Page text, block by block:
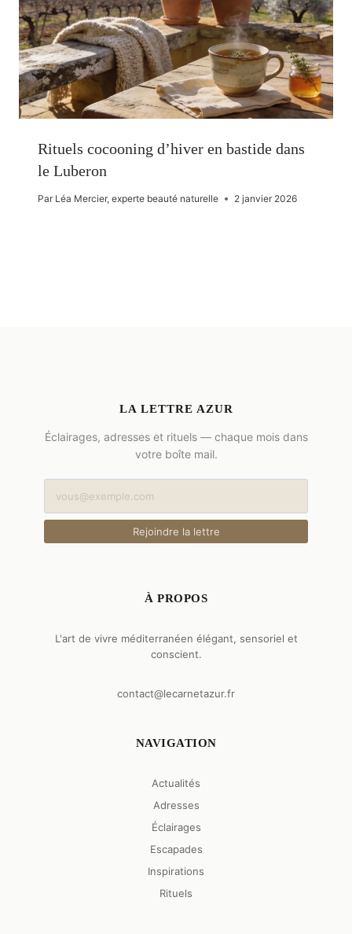
Rituels cocooning d’hiver en bastide dans
le Luberon
Par Léa Mercier, experte beauté naturelle 2 janvier 2026
LA LETTRE AZUR
Éclairages, adresses et rituels — chaque mois dans
votre boîte mail.
À PROPOS
L'art de vivre méditerranéen élégant, sensoriel et
conscient.
contact@lecarnetazur.fr
NAVIGATION
Actualités
Adresses
Éclairages
Escapades
Inspirations
Rituels